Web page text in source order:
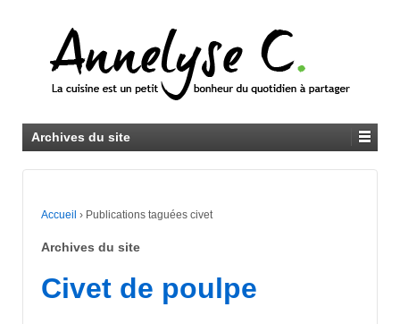
Archives du site
Accueil › Publications taguées civet
Archives du site
Civet de poulpe